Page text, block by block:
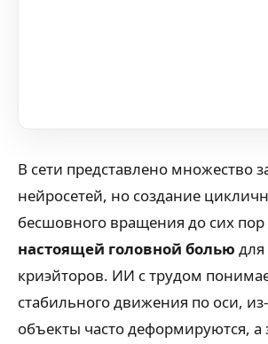
В сети представлено множество
нейросетей, но создание
бесшовного вращения до сих пор
настоящей головной болью
криэйторов. ИИ с трудом
стабильного движения по оси,
объекты часто деформируются, а